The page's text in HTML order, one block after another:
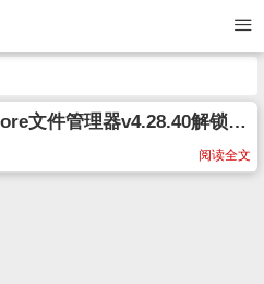
安卓经典X-plore文件管理器v4.28.40解锁捐赠版(xplore文件管理器破解版)
阅读全文